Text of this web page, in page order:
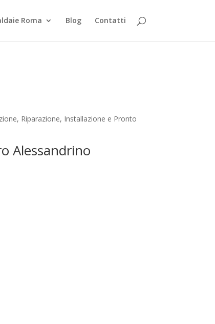
Roma Blog Contatti
Riparazione, Installazione e Pronto
Alessandrino